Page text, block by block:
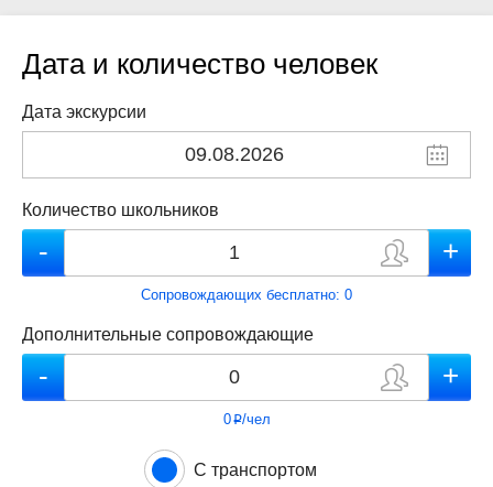
Дата и количество человек
Дата экскурсии
Количество школьников
Сопровождающих бесплатно: 0
Дополнительные сопровождающие
0p/чел
С транспортом